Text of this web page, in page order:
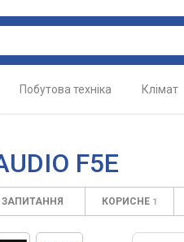
Побутова техніка Клімат
F5E
КОРИСНЕ 1